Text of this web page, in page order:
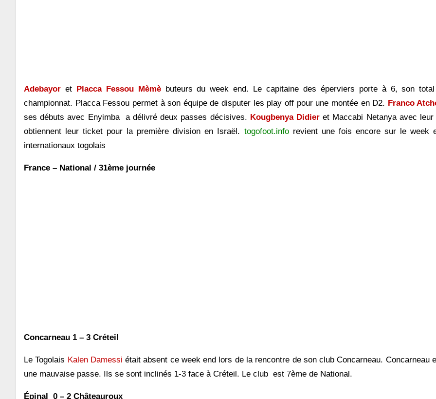
Adebayor et Placca Fessou Mèmèbuteurs du week end. Le capitaine des éperviers porte à 6, son
championnat. Placca Fessou permet à son équipe de disputer les play off pour une montée en D2. Franco
ses débuts avec Enyimba a délivré deux passes décisives. Kougbenya Didier et Maccabi Netanya avec
obtiennent leur ticket pour la première division en Israël. togofoot.inforevient une fois encore sur le week
internationaux togolais
France – National / 31ème journée
Concarneau 1 – 3 Créteil
Le Togolais Kalen Damessi était absent ce week end lors de la rencontre de son club Concarneau. Concarneau
une mauvaise passe. Ils se sont inclinés 1-3 face à Créteil. Le club est 7ème de National.
Épinal 0 – 2 Châteauroux